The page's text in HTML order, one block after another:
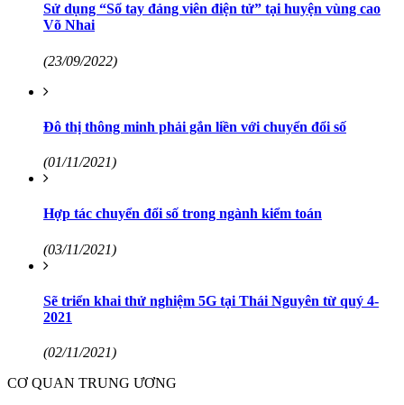
Sử dụng “Sổ tay đảng viên điện tử” tại huyện vùng cao
Võ Nhai
(23/09/2022)
Đô thị thông minh phải gắn liền với chuyển đổi số
(01/11/2021)
Hợp tác chuyển đổi số trong ngành kiểm toán
(03/11/2021)
Sẽ triển khai thử nghiệm 5G tại Thái Nguyên từ quý 4-
2021
(02/11/2021)
CƠ QUAN TRUNG ƯƠNG